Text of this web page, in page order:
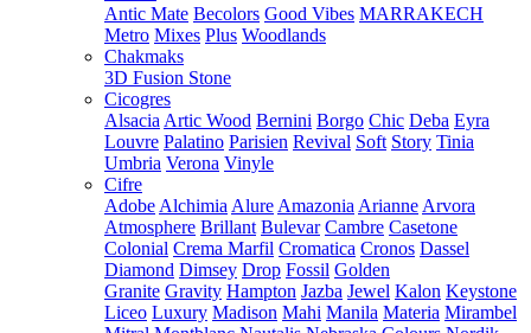
Antic Mate Becolors Good Vibes MARRAKECH
Metro Mixes Plus Woodlands
Chakmaks
3D Fusion Stone
Cicogres
Alsacia Artic Wood Bernini Borgo Chic Deba Eyra
Louvre Palatino Parisien Revival Soft Story Tinia
Umbria Verona Vinyle
Cifre
Adobe Alchimia Alure Amazonia Arianne Arvora
Atmosphere Brillant Bulevar Cambre Casetone
Colonial Crema Marfil Cromatica Cronos Dassel
Diamond Dimsey Drop Fossil Golden
Granite Gravity Hampton Jazba Jewel Kalon Keystone
Liceo Luxury Madison Mahi Manila Materia Mirambel